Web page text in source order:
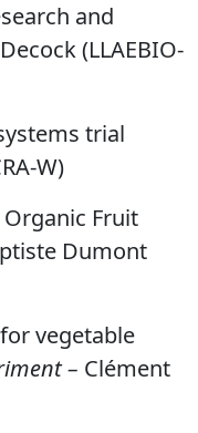
and
(LLAEBIO-
trial
W)
Fruit
Dumont
vegetable
– Clément